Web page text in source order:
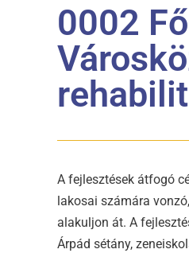
0002
A fejlesztések átfogó
lakosai számára
alakuljon át. A
Árpád sétány,